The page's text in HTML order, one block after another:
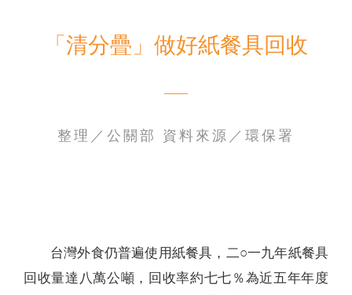
公益活動
網站連結
「清分疊」做好紙餐具回收
整理／公關部 資料來源／環保署
台灣外食仍普遍使用紙餐具，二○一九年紙餐具
回收量達八萬公噸，回收率約七七％為近五年年度